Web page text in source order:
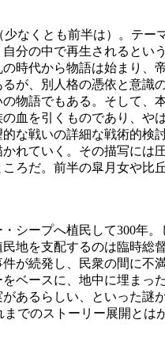
なくとも前半は）。テ
分の中で再生されると
時代から物語は始まり
が、別人格の憑依と意
物語でもある。そして
血を引くものであり、
な戦いの詳細な戦術的
れていく。その描写に
ろだ。前半の皐月女や
シープへ植民して300年
地を支配するのは臨時総
が続発し、民衆の間に不
ースに、地中に埋まっ
あるらしい、といった謎
でのストーリー展開と